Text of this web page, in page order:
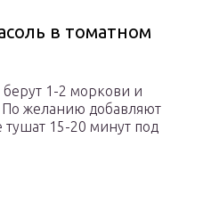
в томатном
1-2 моркови и
По желанию добавляют
тушат 15-20 минут под